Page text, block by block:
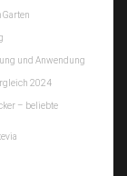
Garten
und Anwendung
2024
– beliebte